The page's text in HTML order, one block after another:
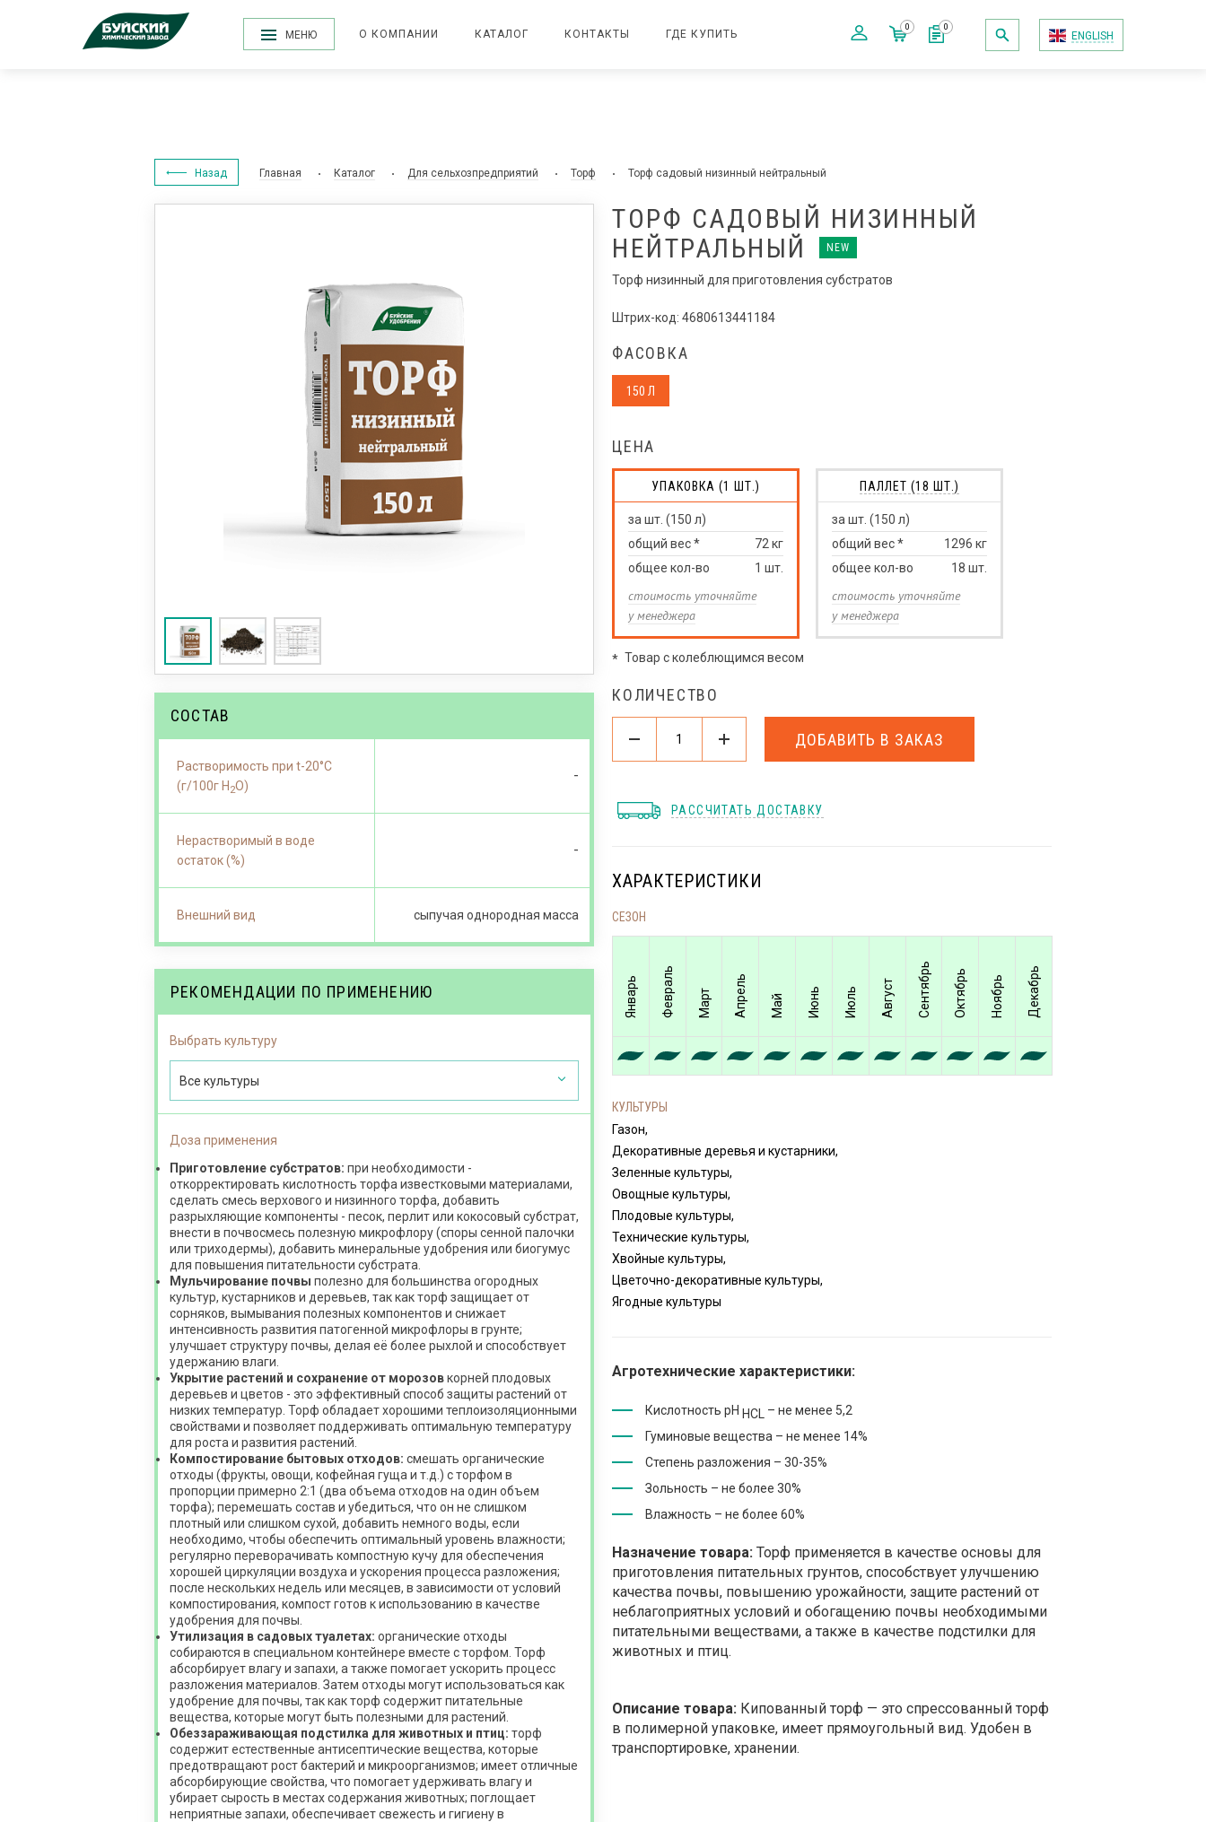
МЕНЮ О КОМПАНИИ КАТАЛОГ КОНТАКТЫ ГДЕ КУПИТЬ ENGLISH
0 0
Назад Главная Каталог Для сельхозпредприятий Торф Торф садовый низинный нейтральный
ТОРФ САДОВЫЙ НИЗИННЫЙ
НЕЙТРАЛЬНЫЙ
NEW
Торф низинный для приготовления субстратов
Штрих-код: 4680613441184
ФАСОВКА
150 Л
ЦЕНА
УПАКОВКА (1 ШТ.)
за шт. (150 л)
общий вес *
72 кг
общее кол-во
1 шт.
стоимость уточняйте
у менеджера
ПАЛЛЕТ (18 ШТ.)
за шт. (150 л)
общий вес *
1296 кг
общее кол-во
18 шт.
стоимость уточняйте
у менеджера
* Товар с колеблющимся весом
КОЛИЧЕСТВО
ДОБАВИТЬ В ЗАКАЗ
РАССЧИТАТЬ ДОСТАВКУ
ХАРАКТЕРИСТИКИ
СЕЗОН
Январь Февраль Март Апрель Май Июнь Июль Август Сентябрь Октябрь Ноябрь Декабрь
КУЛЬТУРЫ
Газон,
Декоративные деревья и кустарники,
Зеленные культуры,
Овощные культуры,
Плодовые культуры,
Технические культуры,
Хвойные культуры,
Цветочно-декоративные культуры,
Ягодные культуры
Агротехнические характеристики:
Кислотность рН HCL – не менее 5,2
Гуминовые вещества – не менее 14%
Степень разложения – 30-35%
Зольность – не более 30%
Влажность – не более 60%
Назначение товара: Торф применяется в качестве основы для
приготовления питательных грунтов, способствует улучшению
качества почвы, повышению урожайности, защите растений от
неблагоприятных условий и обогащению почвы необходимыми
питательными веществами, а также в качестве подстилки для
животных и птиц.
Описание товара: Кипованный торф — это спрессованный торф
в полимерной упаковке, имеет прямоугольный вид. Удобен в
транспортировке, хранении.
СОСТАВ
Растворимость при t-20°С
(г/100г Н 2О)
-
Нерастворимый в воде
остаток (%)
-
Внешний вид сыпучая однородная масса
РЕКОМЕНДАЦИИ ПО ПРИМЕНЕНИЮ
Выбрать культуру
Все культуры
Доза применения
Приготовление субстратов: при необходимости -
откорректировать кислотность торфа известковыми материалами,
сделать смесь верхового и низинного торфа, добавить
разрыхляющие компоненты - песок, перлит или кокосовый субстрат,
внести в почвосмесь полезную микрофлору (споры сенной палочки
или триходермы), добавить минеральные удобрения или биогумус
для повышения питательности субстрата.
Мульчирование почвы полезно для большинства огородных
культур, кустарников и деревьев, так как торф защищает от
сорняков, вымывания полезных компонентов и снижает
интенсивность развития патогенной микрофлоры в грунте;
улучшает структуру почвы, делая её более рыхлой и способствует
удержанию влаги.
Укрытие растений и сохранение от морозовкорней плодовых
деревьев и цветов - это эффективный способ защиты растений от
низких температур. Торф обладает хорошими теплоизоляционными
свойствами и позволяет поддерживать оптимальную температуру
для роста и развития растений.
Компостирование бытовых отходов: смешать органические
отходы (фрукты, овощи, кофейная гуща и т.д.) с торфом в
пропорции примерно 2:1 (два объема отходов на один объем
торфа); перемешать состав и убедиться, что он не слишком
плотный или слишком сухой, добавить немного воды, если
необходимо, чтобы обеспечить оптимальный уровень влажности;
регулярно переворачивать компостную кучу для обеспечения
хорошей циркуляции воздуха и ускорения процесса разложения;
после нескольких недель или месяцев, в зависимости от условий
компостирования, компост готов к использованию в качестве
удобрения для почвы.
Утилизация в садовых туалетах: органические отходы
собираются в специальном контейнере вместе с торфом. Торф
абсорбирует влагу и запахи, а также помогает ускорить процесс
разложения материалов. Затем отходы могут использоваться как
удобрение для почвы, так как торф содержит питательные
вещества, которые могут быть полезными для растений.
Обеззараживающая подстилка для животных и птиц: торф
содержит естественные антисептические вещества, которые
предотвращают рост бактерий и микроорганизмов; имеет отличные
абсорбирующие свойства, что помогает удерживать влагу и
убирает сырость в местах содержания животных; поглощает
неприятные запахи, обеспечивает свежесть и гигиену в